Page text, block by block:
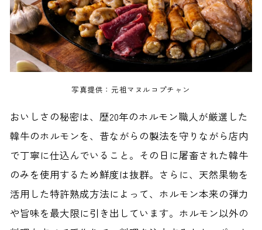
写真提供：元祖マヌルコプチャン
おいしさの秘密は、歴20年のホルモン職人が厳選した
韓牛のホルモンを、昔ながらの製法を守りながら店内
で丁寧に仕込んでいること。その日に屠畜された韓牛
のみを使用するため鮮度は抜群。さらに、天然果物を
活用した特許熟成方法によって、ホルモン本来の弾力
や旨味を最大限に引き出しています。ホルモン以外の